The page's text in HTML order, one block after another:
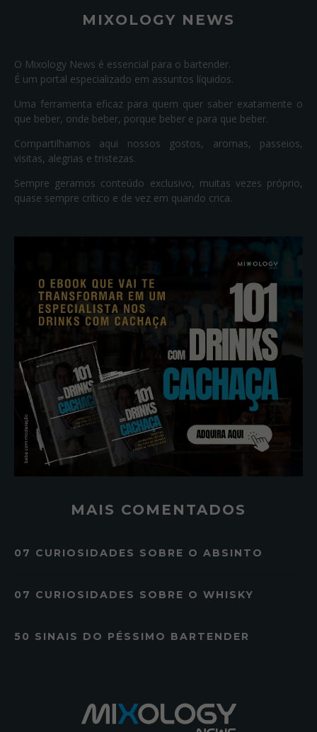
MIXOLOGY NEWS
O Mixology News é essencial para o bartender.
É um portal especializado em assuntos líquidos.
Uma ferramenta eficaz para quem quer saber exatamente o
que beber, onde beber, porque beber e para que beber.
Compartilhamos aqui nossos gostos, aromas, passeios,
visitas, alegrias e tristezas.
Sempre geramos conteúdo exclusivo, muitas vezes próprio,
quase sempre crítico e de vez em quando crica.
MAIS COMENTADOS
07 CURIOSIDADES SOBRE O ABSINTO
07 CURIOSIDADES SOBRE O WHISKY
50 SINAIS DO PÉSSIMO BARTENDER